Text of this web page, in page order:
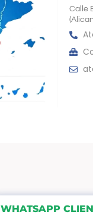
Calle
WHATSAPP